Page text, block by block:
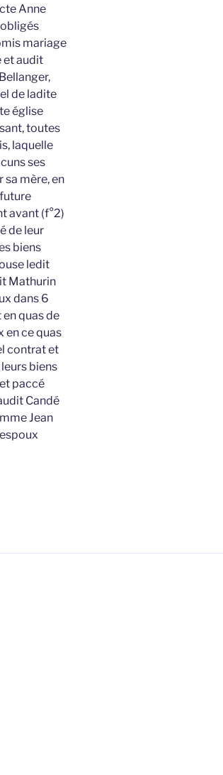
Anne
mariage
et audit
de ladite
église
toutes
laquelle
ses
mère, en
avant (f°2)
de leur
biens
ledit
Mathurin
dans 6
quas de
en ce quas
contrat et
biens
paccé
Candé
Jean